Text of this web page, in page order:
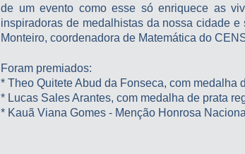
de um evento como esse só enriquece as
inspiradoras de medalhistas da nossa cidade
Monteiro, coordenadora de Matemática do
Foram premiados:
* Theo Quitete Abud da Fonseca, com
* Lucas Sales Arantes, com medalha de prata
* Kauã Viana Gomes - Menção Honrosa